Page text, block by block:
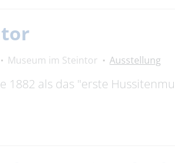
Museum im Steintor Ausstellung
1882 als das "erste